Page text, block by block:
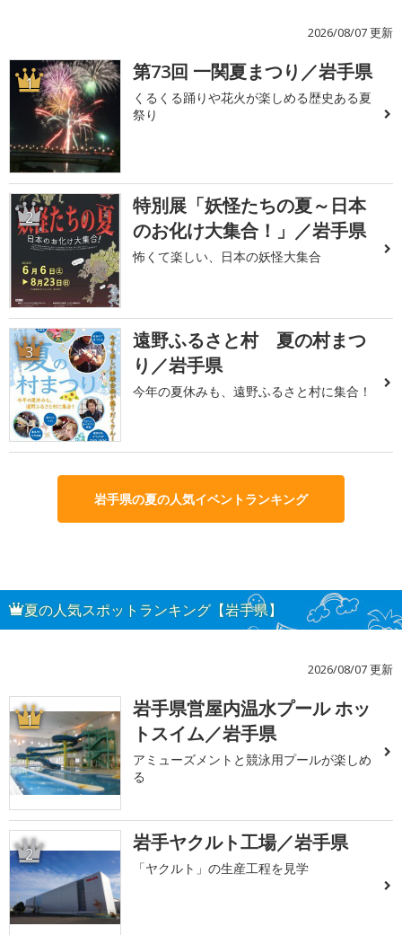
2026/08/07 更新
1 第73回 一関夏まつり／岩手県
くるくる踊りや花火が楽しめる歴史ある夏
祭り
2
特別展「妖怪たちの夏～日本
のお化け大集合！」／岩手県
怖くて楽しい、日本の妖怪大集合
3
遠野ふるさと村 夏の村まつ
り／岩手県
今年の夏休みも、遠野ふるさと村に集合！
岩手県の夏の人気イベントランキング
夏の人気スポットランキング【岩手県】
2026/08/07 更新
1
岩手県営屋内温水プール ホッ
トスイム／岩手県
アミューズメントと競泳用プールが楽しめ
る
2 岩手ヤクルト工場／岩手県
「ヤクルト」の生産工程を見学